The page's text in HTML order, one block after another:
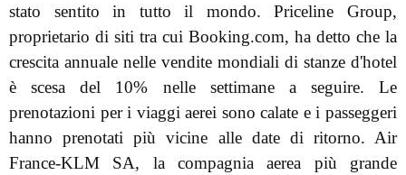
stato sentito in tutto il mondo. Priceline Group,
proprietario di siti tra cui Booking.com, ha detto che la
crescita annuale nelle vendite mondiali di stanze d'hotel
è scesa del 10% nelle settimane a seguire. Le
prenotazioni per i viaggi aerei sono calate e i passeggeri
hanno prenotati più vicine alle date di ritorno. Air
France-KLM SA, la compagnia aerea più grande